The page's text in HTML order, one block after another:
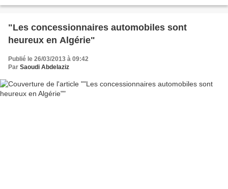
"Les concessionnaires automobiles sont
heureux en Algérie"
Publié le 26/03/2013 à 09:42
Par Saoudi Abdelaziz